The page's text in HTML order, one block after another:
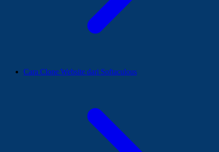
Cara Clone Website dari Softaculous